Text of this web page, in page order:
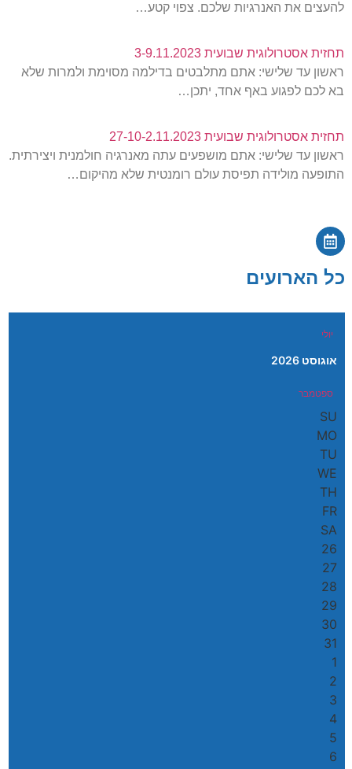
להעצים את האנרגיות שלכם. צפוי קטע…
תחזית אסטרולוגית שבועית 3-9.11.2023
ראשון עד שלישי: אתם מתלבטים בדילמה מסוימת ולמרות שלא
בא לכם לפגוע באף אחד, יתכן…
תחזית אסטרולוגית שבועית 27-10-2.11.2023
ראשון עד שלישי: אתם מושפעים עתה מאנרגיה חולמנית ויצירתית.
התופעה מולידה תפיסת עולם רומנטית שלא מהיקום…
כל הארועים
יולי
אוגוסט 2026
ספטמבר
SU
MO
TU
WE
TH
FR
SA
26
27
28
29
30
31
1
2
3
4
5
6